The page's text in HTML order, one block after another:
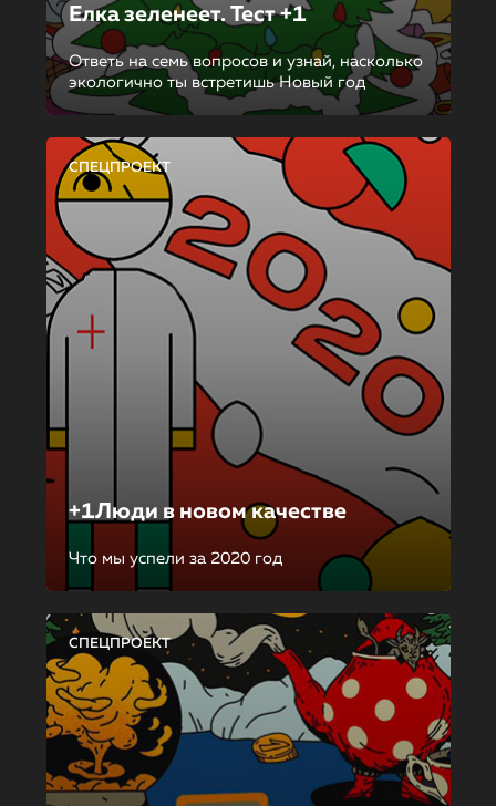
Елка зеленеет. Тест +1
Ответь на семь вопросов и узнай, насколько
экологично ты встретишь Новый год
СПЕЦПРОЕКТ
+1Люди в новом качестве
Что мы успели за 2020 год
СПЕЦПРОЕКТ